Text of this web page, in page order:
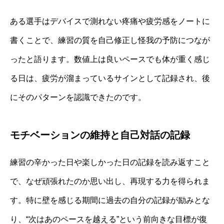
ある選手はデバイスで測れない疼痛や疲労感をノートに
書くことで、練習の質を自己修正し怪我の予防につなが
ったと語ります。数値上は良いペースでも体が重く感じ
る日は、疲労が溜まっているサインとして記録され、後
にそのパターンを認識できたのです。
モチベーションの維持と自己対話の記録
練習の辛かった日や楽しかった日の記録を読み返すこと
で、なぜ頑張れたのか思い出し、再現する力を得られま
す。特に壁を感じる期間に過去の自分の記録が励みとな
り、“次はあのペースを越える”という前向きな目標が復